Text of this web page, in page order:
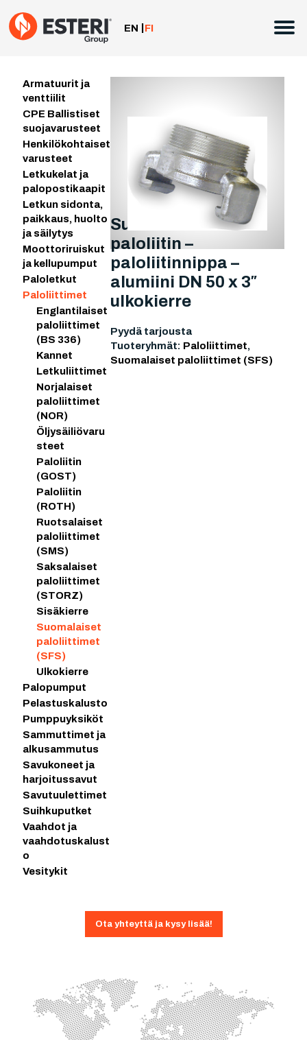
sisältöön
EN FI
Armatuurit ja
venttiilit
CPE Ballistiset
suojavarusteet
Henkilökohtaiset
varusteet
Letkukelat ja
palopostikaapit
Letkun sidonta,
paikkaus, huolto
ja säilytys
Moottoriruiskut
ja kellupumput
Paloletkut
Paloliittimet
Englantilaiset
paloliittimet
(BS 336)
Kannet
Letkuliittimet
Norjalaiset
paloliittimet
(NOR)
Öljysäiliövaru
steet
Paloliitin
(GOST)
Paloliitin
(ROTH)
Ruotsalaiset
paloliittimet
(SMS)
Saksalaiset
paloliittimet
(STORZ)
Sisäkierre
Suomalaiset
paloliittimet
(SFS)
Ulkokierre
Palopumput
Pelastuskalusto
Pumppuyksiköt
Sammuttimet ja
alkusammutus
Savukoneet ja
harjoitussavut
Savutuulettimet
Suihkuputket
Vaahdot ja
vaahdotuskalust
o
Vesitykit
Suomalainen
paloliitin –
paloliitinnippa –
alumiini DN 50 x 3″
ulkokierre
Pyydä tarjousta
Tuoteryhmät: Paloliittimet,
Suomalaiset paloliittimet (SFS)
Ota yhteyttä ja kysy lisää!